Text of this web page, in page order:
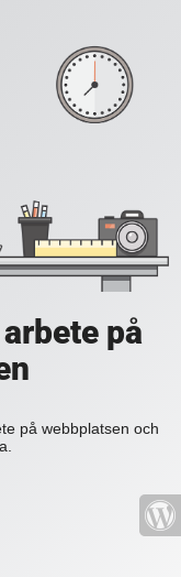
på
på webbplatsen och